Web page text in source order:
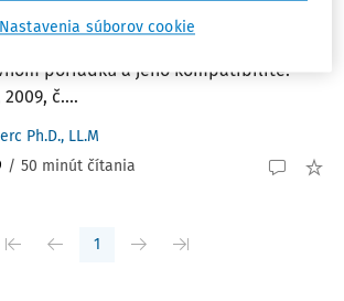
poriadku a jeho kompatibilite Mgr.
poriadku a jeho kompatibilite.
č....
Ph.D., LL.M
/ 50 minút čítania
1
Nastavenia súborov cookie